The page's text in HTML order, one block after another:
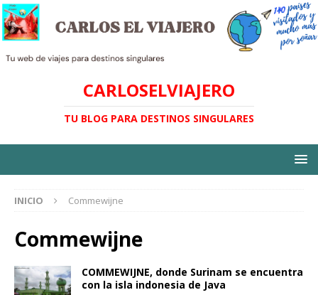
CARLOSELVIAJERO
TU BLOG PARA DESTINOS SINGULARES
INICIO Commewijne
Commewijne
COMMEWIJNE, donde Surinam se encuentra
con la isla indonesia de Java